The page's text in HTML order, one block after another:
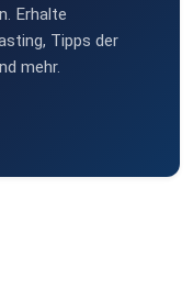
Erhalte
Tipps der
mehr.